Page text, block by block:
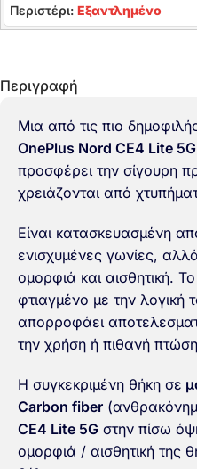
Περιστέρι: Εξαντλημένο
Περιγραφή
Μια από τις πιο
OnePlus Nord CE4 Lite 5G
προσφέρει την σίγουρη
χρειάζονται από
Είναι κατασκευασμένη
ενισχυμένες γωνίες,
ομορφιά και αισθητική.
φτιαγμένο με την λογική
απορροφάει
την χρήση ή πιθανή
Η συγκεκριμένη θήκη σε
Carbon fiber
CE4 Lite 5G στην πίσω
ομορφιά / αισθητική της